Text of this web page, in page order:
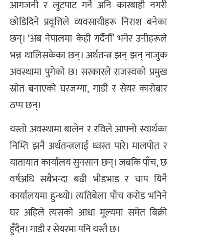
आगजनी र लुटपाट गर्ने अनि कारबाही नगरी
छोडिदिने प्रवृत्तिले व्यवसायीहरू निराश बनेका
छन्। ‘अब नेपालमा केही गर्दैनौँ’ भनेर उनीहरूले
भन्न थालिसकेका छन्। अर्थतन्त्र झन् झन् नाजुक
अवस्थामा पुगेको छ। सरकारले राजस्वको प्रमुख
स्रोत बनाएको घरजग्गा, गाडी र सेयर कारोबार
ठप्प छन्।
यस्तो अवस्थामा बालेन र रविले आफ्नो स्वार्थका
निम्ति झनै अर्थतन्त्रलाई ध्वस्त पारे। मालपोत र
यातायात कार्यालय सुनसान छन्। जबकि पाँच, छ
वर्षअघि सबैभन्दा बढी भीडभाड र चाप यिनै
कार्यालयमा हुन्थ्यो। त्यतिबेला पाँच करोड भनिने
घर अहिले त्यसको आधा मूल्यमा समेत बिक्री
हुँदैन। गाडी र सेयरमा पनि यस्तै छ।